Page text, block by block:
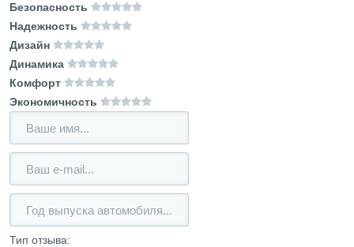
Безопасность
Надежность
Дизайн
Динамика
Комфорт
Экономичность
Тип отзыва: